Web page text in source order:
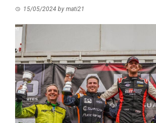
15/05/2024 by mati21